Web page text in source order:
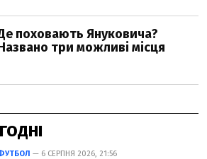
— 6 СЕРПНЯ 2026, 21:56